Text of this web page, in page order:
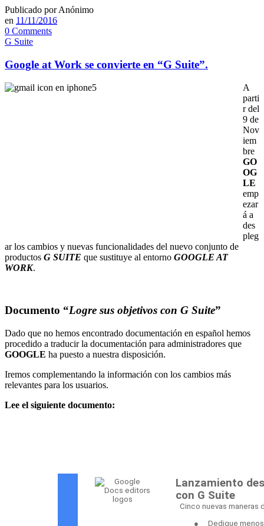
Publicado porAnónimo
en 11/11/2016
0 Comments
G Suite
Google at Work se convierte en “G Suite”.
A
parti
r del
9 de
Nov
iem
bre
GO
OG
LE
emp
ezar
á a
des
pleg
ar los cambios y nuevas funcionalidades del nuevo conjunto de
productos G SUITE que sustituye al entorno GOOGLE AT
WORK.
Documento “Logre sus objetivos con G Suite”
Dado que no hemos encontrado documentación en español hemos
procedido a traducir la documentación para administradores que
GOOGLE ha puesto a nuestra disposición.
Iremos complementando la información con los cambios más
relevantes para los usuarios.
Lee el siguiente documento: